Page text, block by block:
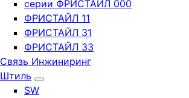
серии ФРИСТАЙЛ 000
ФРИСТАЙЛ 11
ФРИСТАЙЛ 31
ФРИСТАЙЛ 33
Связь Инжиниринг
Штиль
SW